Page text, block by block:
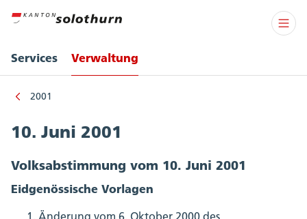
Services Verwaltung
2001
10. Juni 2001
Volksabstimmung vom 10. Juni 2001
Eidgenössische Vorlagen
Änderung vom 6. Oktober 2000 des